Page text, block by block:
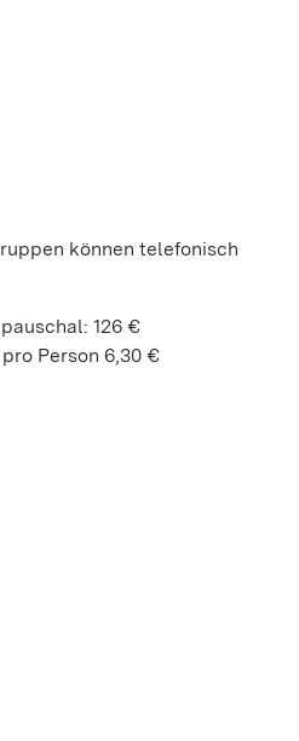
können telefonisch
126 €
Person 6,30 €